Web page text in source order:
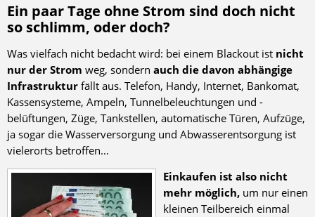
Ein paar Tage ohne Strom sind doch nicht
so schlimm, oder doch?
Was vielfach nicht bedacht wird: bei einem Blackout ist nicht
nur der Strom weg, sondern auch die davon abhängige
Infrastruktur fällt aus. Telefon, Handy, Internet, Bankomat,
Kassensysteme, Ampeln, Tunnelbeleuchtungen und -
belüftungen, Züge, Tankstellen, automatische Türen, Aufzüge,
ja sogar die Wasserversorgung und Abwasserentsorgung ist
vielerorts betroffen…
Einkaufen ist also nicht
mehr möglich, um nur einen
kleinen Teilbereich einmal